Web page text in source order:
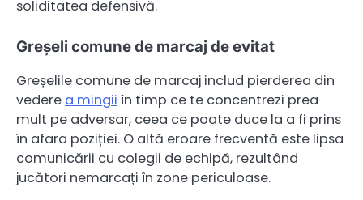
soliditatea defensivă.
Greșeli comune de marcaj de evitat
Greșelile comune de marcaj includ pierderea din
vedere a mingii în timp ce te concentrezi prea
mult pe adversar, ceea ce poate duce la a fi prins
în afara poziției. O altă eroare frecventă este lipsa
comunicării cu colegii de echipă, rezultând
jucători nemarcați în zone periculoase.